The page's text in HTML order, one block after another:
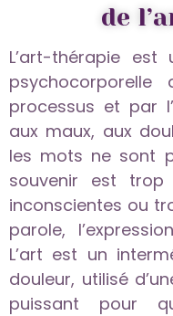
de
L’art-thérapie est
processus et par
aux maux, aux
les mots ne sont
souvenir est
inconscientes ou
parole,
L’art est un
douleur, utilisé
puissant pour